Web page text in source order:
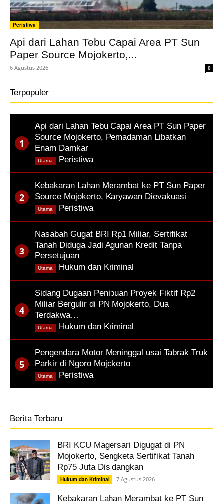
Peristiwa
Api dari Lahan Tebu Capai Area PT Sun
Paper Source Mojokerto,...
6 Agustus 2026 0
Terpopuler
Api dari Lahan Tebu Capai Area PT Sun Paper
Source Mojokerto, Pemadaman Libatkan
Enam Damkar
Peristiwa,
Utama
Kebakaran Lahan Merambat ke PT Sun Paper
Source Mojokerto, Karyawan Dievakuasi
Peristiwa,
Utama
Nasabah Gugat BRI Rp1 Miliar, Sertifikat
Tanah Diduga Jadi Agunan Kredit Tanpa
Persetujuan
Hukum dan Kriminal
Utama
Sidang Dugaan Penipuan Proyek Fiktif Rp2
Miliar Bergulir di PN Mojokerto, Dua
Terdakwa…
Hukum dan Kriminal
Utama
Pengendara Motor Meninggal usai Tabrak Truk
Parkir di Ngoro Mojokerto
Peristiwa,
Utama
Berita Terbaru
BRI KCU Magersari Digugat di PN
Mojokerto, Sengketa Sertifikat Tanah
Rp75 Juta Disidangkan
Hukum dan Kriminal 7 Agustus 2026
Kebakaran Lahan Merambat ke PT Sun